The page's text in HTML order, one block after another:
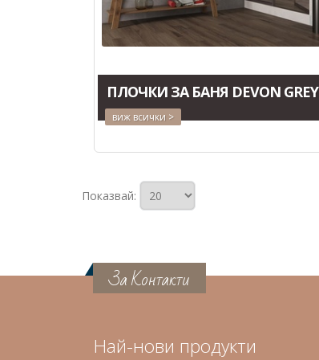
ПЛОЧКИ ЗА БАНЯ DEVON GREY
виж всички >
Показвай:
За Контакти
Най-нови продукти